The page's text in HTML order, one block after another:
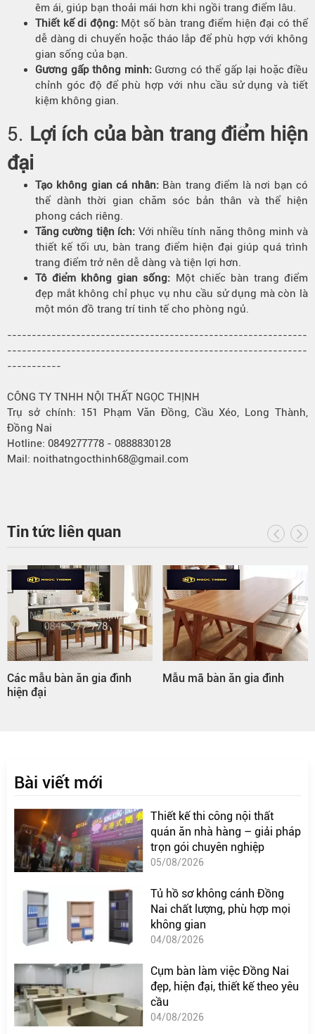
êm ái, giúp bạn thoải mái hơn khi ngồi trang điểm lâu.
Thiết kế di động:Một số bàn trang điểm hiện đại có thể
dễ dàng di chuyển hoặc tháo lắp để phù hợp với không
gian sống của bạn.
Gương gấp thông minh:Gương có thể gấp lại hoặc điều
chỉnh góc độ để phù hợp với nhu cầu sử dụng và tiết
kiệm không gian.
5. Lợi ích của bàn trang điểm hiện
đại
Tạo không gian cá nhân:Bàn trang điểm là nơi bạn có
thể dành thời gian chăm sóc bản thân và thể hiện
phong cách riêng.
Tăng cường tiện ích: Với nhiều tính năng thông minh và
thiết kế tối ưu, bàn trang điểm hiện đại giúp quá trình
trang điểm trở nên dễ dàng và tiện lợi hơn.
Tô điểm không gian sống: Một chiếc bàn trang điểm
đẹp mắt không chỉ phục vụ nhu cầu sử dụng mà còn là
một món đồ trang trí tinh tế cho phòng ngủ.
-------------------------------------------------------------
-------------------------------------------------------------
-----------
CÔNG TY TNHH NỘI THẤT NGỌC THỊNH
Trụ sở chính: 151 Phạm Văn Đồng, Cầu Xéo, Long Thành,
Đồng Nai
Hotline: 0849277778 - 0888830128
Mail: noithatngocthinh68@gmail.com
Tin tức liên quan
Các mẫu bàn ăn gia đình
hiện đại
Mẫu mã bàn ăn gia đình
Bài viết mới
Thiết kế thi công nội thất
quán ăn nhà hàng – giải pháp
trọn gói chuyên nghiệp
05/08/2026
Tủ hồ sơ không cánh Đồng
Nai chất lượng, phù hợp mọi
không gian
04/08/2026
Cụm bàn làm việc Đồng Nai
đẹp, hiện đại, thiết kế theo yêu
cầu
04/08/2026